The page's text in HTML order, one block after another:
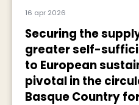
16 apr 2026
Securing the
greater self-
to European
pivotal in the
Basque Country